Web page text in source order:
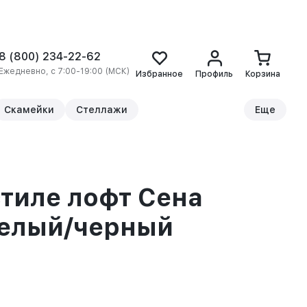
(800) 234-22-62
с 7:00-19:00 (МСК) Избранное Профиль Корзина
Скамейки Стеллажи Еще
лофт Сена
черный